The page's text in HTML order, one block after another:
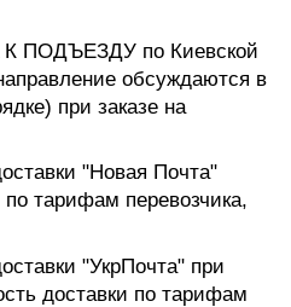
К ПОДЪЕЗДУ по Киевской
обсуждаются в
при заказе на
"Новая Почта"
тарифам перевозчика,
"УкрПочта" при
доставки по тарифам